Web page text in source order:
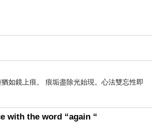
兆，腳踏車能載人。
某個部分故障不能使用，是表示你在處
多波折和困境。如果夢中的腳踏車已
，這是表示有重大困難和周轉不靈的象
如鏡上痕。 痕垢盡除光始現。心法雙忘性即
with the word “again “